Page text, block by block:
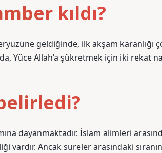
kıldı?
geldiğinde, ilk akşam karanlığı
Yüce Allah’a şükretmek için iki rekat
dayanmaktadır. İslam alimleri
vardır. Ancak sureler arasındaki